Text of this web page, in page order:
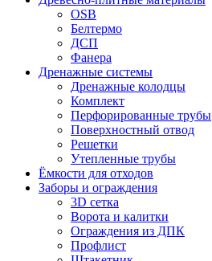
OSB
Белтермо
ДСП
Фанера
Дренажные системы
Дренажные колодцы
Комплект
Перфорированные трубы
Поверхностный отвод
Решетки
Утепленные трубы
Ёмкости для отходов
Заборы и ограждения
3D сетка
Ворота и калитки
Ограждения из ДПК
Профлист